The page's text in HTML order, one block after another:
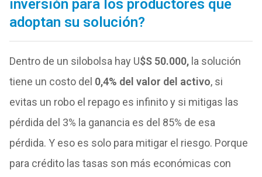
inversión para los productores que
adoptan su solución?
Dentro de un silobolsa hay U$S 50.000,la solución
tiene un costo del 0,4% del valor del activo, si
evitas un robo el repago es infinito y si mitigas las
pérdida del 3% la ganancia es del 85% de esa
pérdida. Y eso es solo para mitigar el riesgo. Porque
para crédito las tasas son más económicas con